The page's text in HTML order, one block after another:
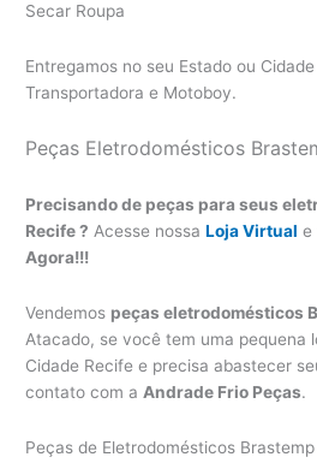
Secar Roupa
Entregamos no seu Estado ou
Transportadora e Motoboy.
Peças Eletrodomésticos
Precisando de peças para seus
Recife ? Acesse nossaLoja Virtual e
Agora!!!
Vendemos peças eletrodomésticos
Atacado, se você tem uma pequena
Cidade Recife e precisa abastecer
contato com a Andrade Frio Peças.
Peças de Eletrodomésticos